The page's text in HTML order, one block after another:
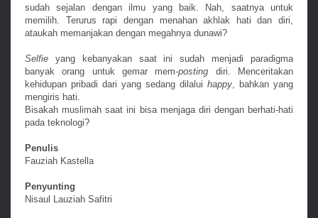
sudah sejalan dengan ilmu yang baik. Nah, saatnya untuk
memilih. Terurus rapi dengan menahan akhlak hati dan diri,
ataukah memanjakan dengan megahnya dunawi?
Selfie yang kebanyakan saat ini sudah menjadi paradigma
banyak orang untuk gemar mem-posting diri. Menceritakan
kehidupan pribadi dari yang sedang dilalui happy , bahkan yang
mengiris hati.
Bisakah muslimah saat ini bisa menjaga diri dengan berhati-hati
pada teknologi?
Penulis
Fauziah Kastella
Penyunting
Nisaul Lauziah Safitri